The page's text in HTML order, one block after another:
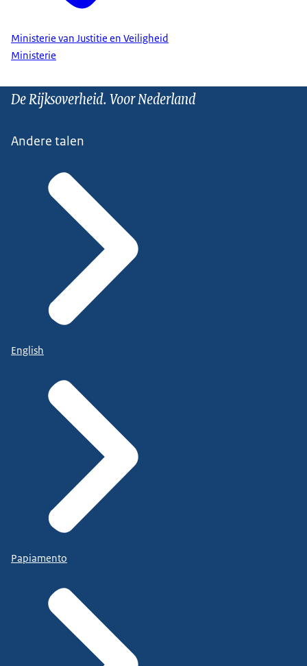
Ministerie van Justitie en Veiligheid
Ministerie
De Rijksoverheid. Voor Nederland
Andere talen
English
Papiamento